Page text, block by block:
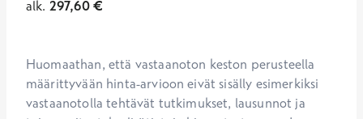
alk. 297,60€
Huomaathan, että vastaanoton keston perusteella
määrittyvään hinta-arvioon eivät sisälly esimerkiksi
vastaanotolla tehtävät tutkimukset, lausunnot ja